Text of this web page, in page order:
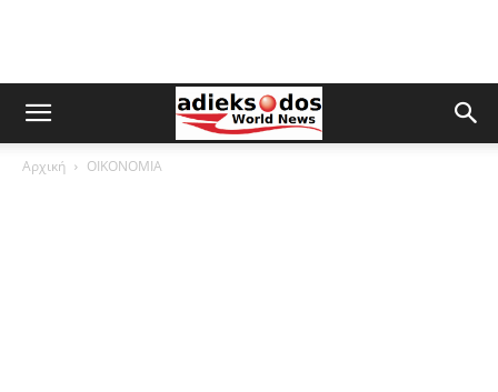
Αρχική ΟΙΚΟΝΟΜΙΑ